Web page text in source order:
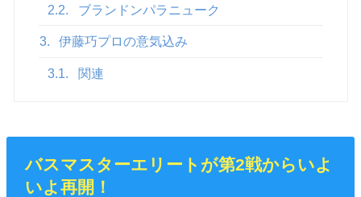
2.2. ブランドンパラニューク
3. 伊藤巧プロの意気込み
3.1. 関連
バスマスターエリートが第2戦からいよ
いよ再開！